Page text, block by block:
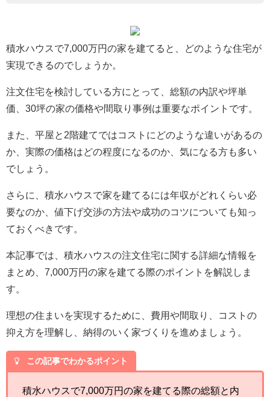
積水ハウスで7,000万円の家を建てると、どのような住宅が
実現できるのでしょうか。
注文住宅を検討している方にとって、総額の内訳や坪単
価、30坪の家の価格や間取り事例は重要なポイントです。
また、平屋と2階建てではコストにどのような違いがあるの
か、実際の価格はどの程度になるのか、気になる方も多い
でしょう。
さらに、積水ハウスで家を建てるには年収がどれくらい必
要なのか、値下げ交渉の方法や成功のコツについても知っ
ておくべきです。
本記事では、積水ハウスの注文住宅に関する詳細な情報を
まとめ、7,000万円の家を建てる際のポイントを解説しま
す。
理想の住まいを実現するために、費用や間取り、コストの
抑え方を理解し、納得のいく家づくりを進めましょう。
この記事でわかるポイント
積水ハウスで7,000万円の家を建てる際の総額と内